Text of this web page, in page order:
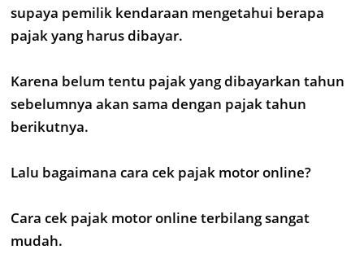
supaya pemilik kendaraan mengetahui berapa
pajak yang harus dibayar.
Karena belum tentu pajak yang dibayarkan tahun
sebelumnya akan sama dengan pajak tahun
berikutnya.
Lalu bagaimana cara cek pajak motor online?
Cara cek pajak motor online terbilang sangat
mudah.